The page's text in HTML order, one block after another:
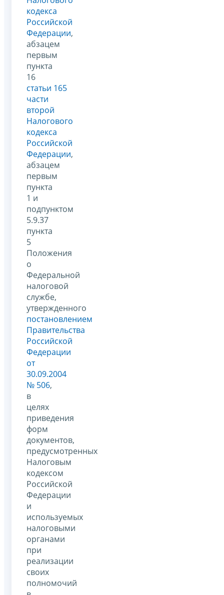
кодекса
Российской
Федерации,
абзацем
первым
пункта
16
статьи 165
части
второй
Налогового
кодекса
Российской
Федерации,
абзацем
первым
пункта
1 и
подпунктом
5.9.37
пункта
5
Положения
о
Федеральной
налоговой
службе,
утвержденного
постановлением
Правительства
Российской
Федерации
от
30.09.2004
№ 506,
в
целях
приведения
форм
документов,
предусмотренных
Налоговым
кодексом
Российской
Федерации
и
используемых
налоговыми
органами
при
реализации
своих
полномочий